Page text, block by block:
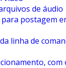
de áudio
postagem
linha de
com